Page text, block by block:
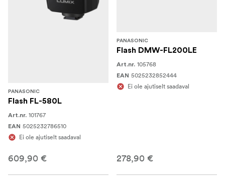
PANASONIC
Flash FL-580L
Art.nr. 101767
EAN 5025232786510
Ei ole ajutiselt saadaval
609,90 €
PANASONIC
Flash DMW-FL200LE
Art.nr. 105768
EAN 5025232852444
Ei ole ajutiselt saadaval
278,90 €